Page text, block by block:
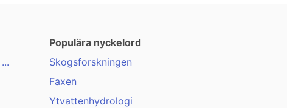
Populära nyckelord
Skogsforskningen
Faxen
Ytvattenhydrologi